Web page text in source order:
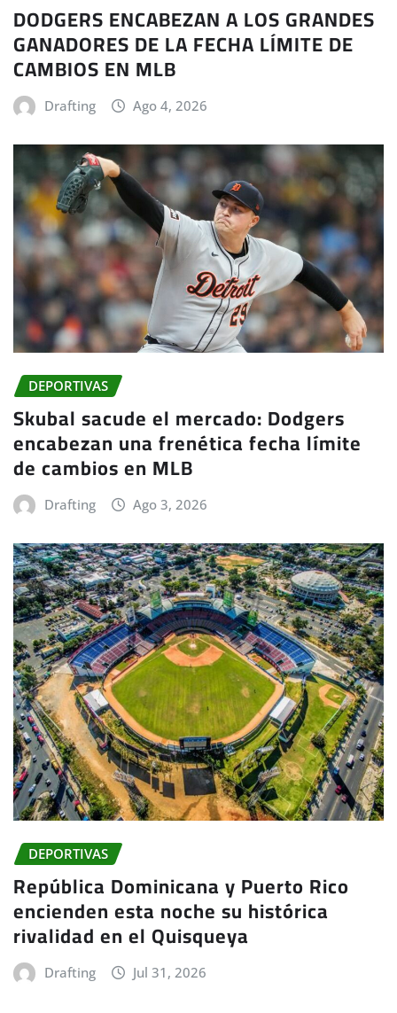
DODGERS ENCABEZAN A LOS GRANDES
GANADORES DE LA FECHA LÍMITE DE
CAMBIOS EN MLB
Drafting Ago 4, 2026
DEPORTIVAS
Skubal sacude el mercado: Dodgers
encabezan una frenética fecha límite
de cambios en MLB
Drafting Ago 3, 2026
DEPORTIVAS
República Dominicana y Puerto Rico
encienden esta noche su histórica
rivalidad en el Quisqueya
Drafting Jul 31, 2026